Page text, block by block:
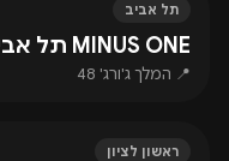
תל אביב
MINUS ONE תל אביב
📍 המלך ג'ורג' 48
ראשון לציון